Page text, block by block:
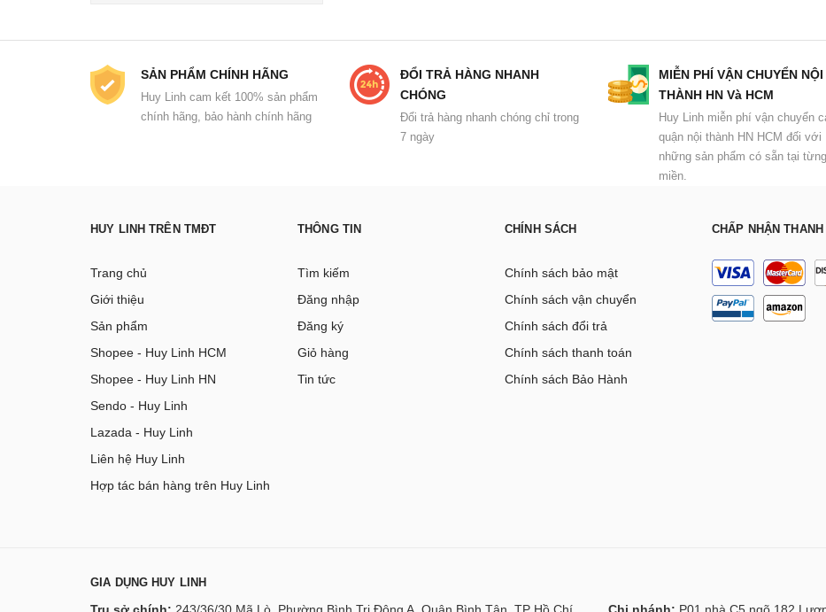
SẢN PHẨM CHÍNH HÃNG
Huy Linh cam kết 100% sản phẩm
chính hãng, bảo hành chính hãng
ĐỔI TRẢ HÀNG NHANH
CHÓNG
Đổi trả hàng nhanh chóng chỉ trong
7 ngày
MIỄN PHÍ VẬN CHUYỂN NỘI
THÀNH HN Và HCM
Huy Linh miễn phí vận chuyển
quận nội thành HN HCM đối với
những sản phẩm có sẵn tại từng
miền.
HUY LINH TRÊN TMĐT
Trang chủ
Giới thiệu
Sản phẩm
Shopee - Huy Linh HCM
Shopee - Huy Linh HN
Sendo - Huy Linh
Lazada - Huy Linh
Liên hệ Huy Linh
Hợp tác bán hàng trên Huy Linh
THÔNG TIN
Tìm kiếm
Đăng nhập
Đăng ký
Giỏ hàng
Tin tức
CHÍNH SÁCH
Chính sách bảo mật
Chính sách vận chuyển
Chính sách đổi trả
Chính sách thanh toán
Chính sách Bảo Hành
CHẤP NHẬN THANH
GIA DỤNG HUY LINH